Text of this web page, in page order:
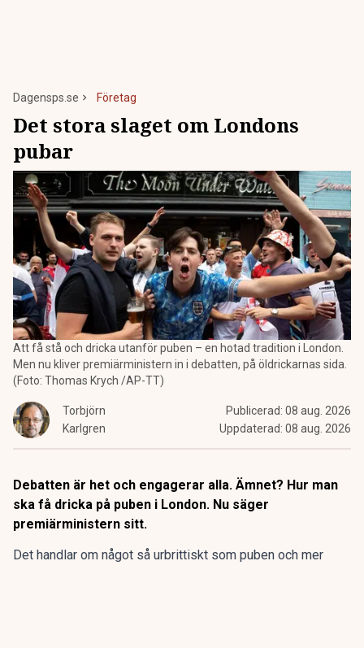
Dagensps.se Företag
Det stora slaget om Londons
pubar
Att få stå och dricka utanför puben – en hotad tradition i London.
Men nu kliver premiärministern in i debatten, på öldrickarnas sida.
(Foto: Thomas Krych /AP-TT)
Torbjörn
Karlgren
Publicerad: 08 aug. 2026
Uppdaterad: 08 aug. 2026
Debatten är het och engagerar alla. Ämnet? Hur man
ska få dricka på puben i London. Nu säger
premiärministern sitt.
Det handlar om något så urbrittiskt som puben och mer